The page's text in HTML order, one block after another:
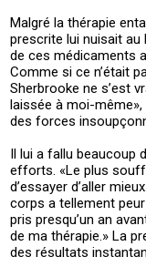
Malgré la thérapie
prescrite lui nuisait au
de ces médicaments
Comme si ce n’était
Sherbrooke ne s’est
laissée à moi-
des forces
Il lui a fallu
efforts. «Le plus
d’essayer d’aller
corps a tellement
pris presqu’un an
de ma thérapie.» La
des résultats